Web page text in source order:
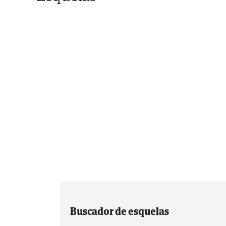
Buscador de esquelas